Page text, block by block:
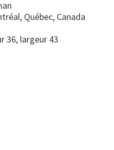
Québec, Canada
36, largeur 43